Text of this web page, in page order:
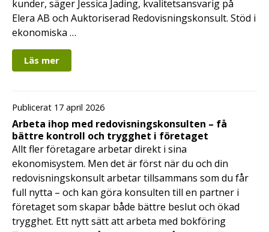
kunder, säger Jessica Jading, kvalitetsansvarig på
Elera AB och Auktoriserad Redovisningskonsult. Stöd i
ekonomiska …
Läs mer
Publicerat 17 april 2026
Arbeta ihop med redovisningskonsulten – få
bättre kontroll och trygghet i företaget
Allt fler företagare arbetar direkt i sina
ekonomisystem. Men det är först när du och din
redovisningskonsult arbetar tillsammans som du får
full nytta – och kan göra konsulten till en partner i
företaget som skapar både bättre beslut och ökad
trygghet. Ett nytt sätt att arbeta med bokföring